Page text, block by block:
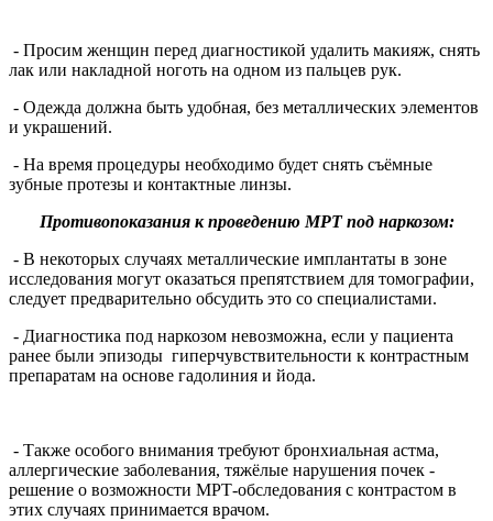
- Просим женщин перед диагностикой удалить макияж, снять
лак или накладной ноготь на одном из пальцев рук.
- Одежда должна быть удобная, без металлических элементов
и украшений.
- На время процедуры необходимо будет снять съёмные
зубные протезы и контактные линзы.
Противопоказания к проведению МРТ под наркозом:
- В некоторых случаях металлические имплантаты в зоне
исследования могут оказаться препятствием для томографии,
следует предварительно обсудить это со специалистами.
- Диагностика под наркозом невозможна, если у пациента
ранее были эпизоды гиперчувствительности к контрастным
препаратам на основе гадолиния и йода.
- Также особого внимания требуют бронхиальная астма,
аллергические заболевания, тяжёлые нарушения почек -
решение о возможности МРТ-обследования с контрастом в
этих случаях принимается врачом.